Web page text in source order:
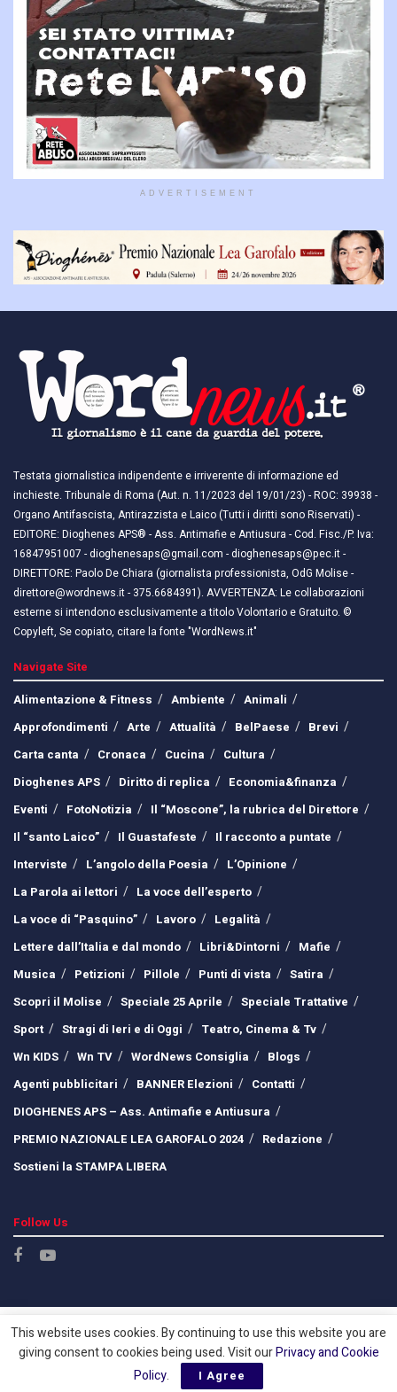
ADVERTISEMENT
Testata giornalistica indipendente e irriverente di informazione ed
inchieste. Tribunale di Roma (Aut. n. 11/2023 del 19/01/23) - ROC: 39938 -
Organo Antifascista, Antirazzista e Laico (Tutti i diritti sono Riservati) -
EDITORE: Dioghenes APS® - Ass. Antimafie e Antiusura - Cod. Fisc./P. Iva:
16847951007 - dioghenesaps@gmail.com - dioghenesaps@pec.it - ​​
DIRETTORE: Paolo De Chiara (giornalista professionista, OdG Molise -
direttore@wordnews.it - ​​375.6684391). AVVERTENZA: Le collaborazioni
esterne si intendono esclusivamente a titolo Volontario e Gratuito. ©
Copyleft, Se copiato, citare la fonte "WordNews.it"
Navigate Site
Alimentazione & Fitness
Ambiente
Animali
Approfondimenti
Arte Attualità BelPaese
Brevi
Carta canta
Cronaca Cucina
Cultura
Dioghenes APS
Diritto di replica
Economia&finanza
Eventi
FotoNotizia
Il “Moscone”, la rubrica del Direttore
Il “santo Laico”
Il Guastafeste
Il racconto a puntate
Interviste
L’angolo della Poesia
L’Opinione
La Parola ai lettori
La voce dell’esperto
La voce di “Pasquino”
Lavoro
Legalità
Lettere dall’Italia e dal mondo
Libri&Dintorni
Mafie
Musica
Petizioni Pillole Punti di vista
Satira
Scopri il Molise
Speciale 25 Aprile
Speciale Trattative
Sport
Stragi di Ieri e di Oggi
Teatro, Cinema & Tv
Wn KIDS
Wn TV WordNews Consiglia
Blogs
Agenti pubblicitari
BANNER Elezioni
Contatti
DIOGHENES APS – Ass. Antimafie e Antiusura
PREMIO NAZIONALE LEA GAROFALO 2024
Redazione
Sostieni la STAMPA LIBERA
Follow Us
This website uses cookies. By continuing to use this website you are
giving consent to cookies being used. Visit ourPrivacy and Cookie
Policy. I Agree